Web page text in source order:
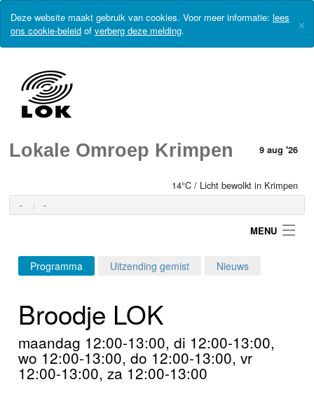
Deze website maakt gebruik van cookies. Voor meer informatie: lees
ons cookie-beleid of verberg deze melding. ×
Lokale Omroep Krimpen 9 aug '26
14°C / Licht bewolkt in Krimpen
- -
MENU
Login
Home
Programma's
Nieuws
Programma Uitzending gemist Nieuws
Broodje LOK
maandag 12:00-13:00, di 12:00-13:00,
wo 12:00-13:00, do 12:00-13:00, vr
12:00-13:00, za 12:00-13:00